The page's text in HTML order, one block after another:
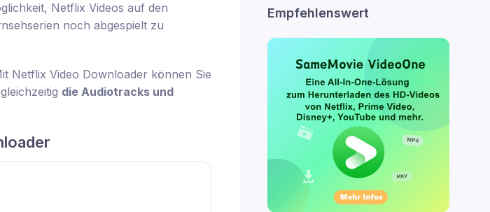
Netflix Videos auf den
noch abgespielt zu
Netflix Video Downloader können Sie
die Audiotracks und
Empfehlenswert